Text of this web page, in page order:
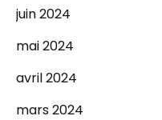
juin 2024
mai 2024
avril 2024
mars 2024